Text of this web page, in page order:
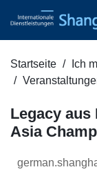
Startseite Ich
Legacy aus
Asia